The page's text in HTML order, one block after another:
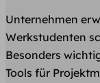
Unternehmen
Werkstudenten
Besonders
Tools für